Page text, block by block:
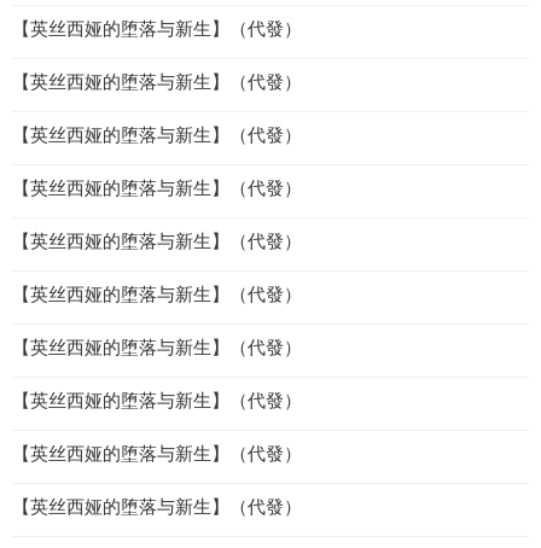
【英丝西娅的堕落与新生】（代發）
【英丝西娅的堕落与新生】（代發）
【英丝西娅的堕落与新生】（代發）
【英丝西娅的堕落与新生】（代發）
【英丝西娅的堕落与新生】（代發）
【英丝西娅的堕落与新生】（代發）
【英丝西娅的堕落与新生】（代發）
【英丝西娅的堕落与新生】（代發）
【英丝西娅的堕落与新生】（代發）
【英丝西娅的堕落与新生】（代發）